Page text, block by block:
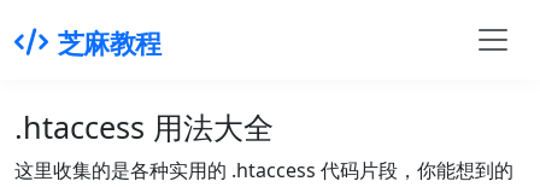
芝麻教程
.htaccess 用法大全
这里收集的是各种实用的 .htaccess 代码片段，你能想到的